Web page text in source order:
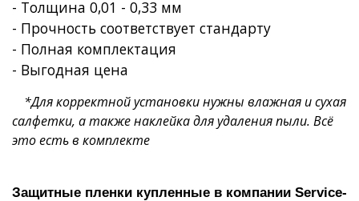
- Толщина 0,01 - 0,33 мм
- Прочность соответствует стандарту
- Полная комплектация
- Выгодная цена
*Для корректной установки нужны влажная и сухая
салфетки, а также наклейка для удаления пыли. Всё
это есть в комплекте
Защитные пленки купленные в компании Service-